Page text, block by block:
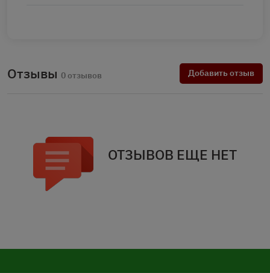
Отзывы 0 отзывов Добавить отзыв
ОТЗЫВОВ ЕЩЕ НЕТ